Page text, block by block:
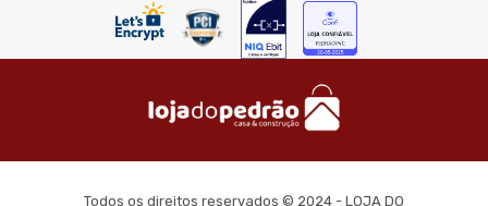
Todos os direitos reservados © 2024 - LOJA DO